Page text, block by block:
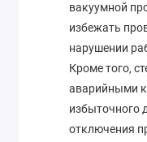
вакуумной
избежать
нарушении
Кроме того,
аварийными
избыточного
отключения